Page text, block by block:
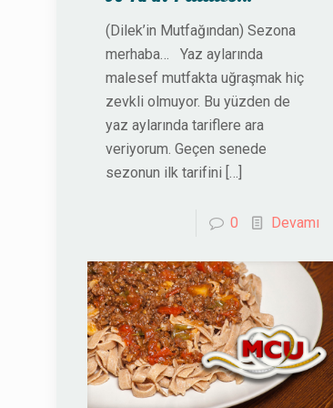
(Dilek’in Mutfağından) Sezona
merhaba… Yaz aylarında
malesef mutfakta uğraşmak hiç
zevkli olmuyor. Bu yüzden de
yaz aylarında tariflere ara
veriyorum. Geçen senede
sezonun ilk tarifini […]
0 Devamı